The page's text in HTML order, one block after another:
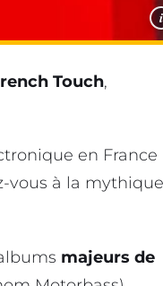
i
Touch,
en France
vous à la
majeurs de